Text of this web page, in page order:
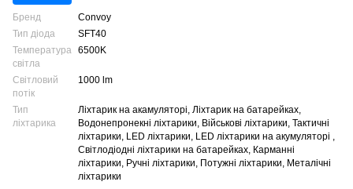
Бренд
Convoy
Тип діода
SFT40
Температура
світла
6500K
Світловий
потік
1000 lm
Тип
ліхтарика
Ліхтарик на акамуляторі, Ліхтарик на батарейках,
Водонепронекні ліхтарики, Військові ліхтарики, Тактичні
ліхтарики, LED ліхтарики, LED ліхтарики на акумуляторі ,
Світлодіодні ліхтарики на батарейках, Карманні
ліхтарики, Ручні ліхтарики, Потужні ліхтарики, Металічні
ліхтарики